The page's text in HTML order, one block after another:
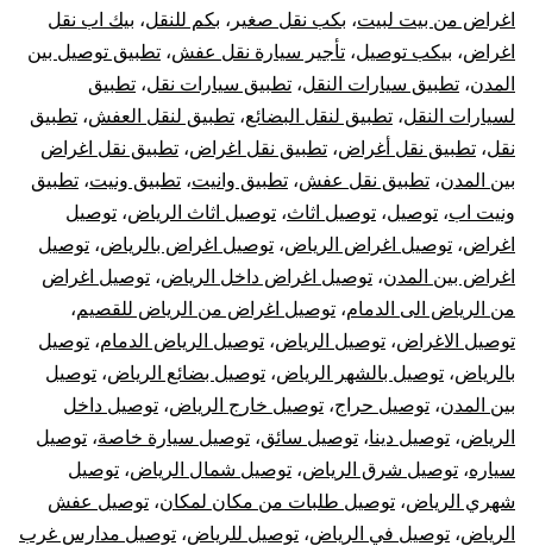
خارج
الرياض
اغراض من بيت لبيت، بكب نقل صغير ، بكم للنقل، بيك اب نقل
اغراض، بيكب توصيل، تأجير سيارة نقل عفش، تطبيق توصيل بين
المدن، تطبيق سيارات النقل، تطبيق سيارات نقل، تطبيق
لسيارات النقل، تطبيق لنقل البضائع، تطبيق لنقل العفش، تطبيق
نقل، تطبيق نقل أغراض، تطبيق نقل اغراض، تطبيق نقل اغراض
بين المدن، تطبيق نقل عفش، تطبيق وانيت، تطبيق ونيت، تطبيق
ونيت اب، توصيل، توصيل اثاث، توصيل اثاث الرياض، توصيل
اغراض، توصيل اغراض الرياض، توصيل اغراض بالرياض، توصيل
اغراض بين المدن، توصيل اغراض داخل الرياض، توصيل اغراض
من الرياض الى الدمام، توصيل اغراض من الرياض للقصيم،
توصيل الاغراض، توصيل الرياض، توصيل الرياض الدمام، توصيل
بالرياض، توصيل بالشهر الرياض، توصيل بضائع الرياض، توصيل
بين المدن، توصيل حراج، توصيل خارج الرياض، توصيل داخل
الرياض، توصيل دينا، توصيل سائق، توصيل سيارة خاصة، توصيل
سياره، توصيل شرق الرياض، توصيل شمال الرياض، توصيل
شهري الرياض، توصيل طلبات من مكان لمكان، توصيل عفش
الرياض، توصيل في الرياض، توصيل للرياض، توصيل مدارس غرب